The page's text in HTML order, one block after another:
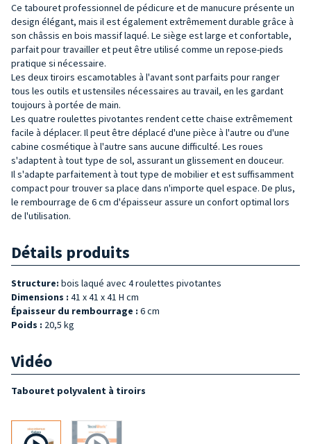
Ce tabouret professionnel de pédicure et de manucure présente un
design élégant, mais il est également extrêmement durable grâce à
son châssis en bois massif laqué. Le siège est large et confortable,
parfait pour travailler et peut être utilisé comme un repose-pieds
pratique si nécessaire.
Les deux tiroirs escamotables à l'avant sont parfaits pour ranger
tous les outils et ustensiles nécessaires au travail, en les gardant
toujours à portée de main.
Les quatre roulettes pivotantes rendent cette chaise extrêmement
facile à déplacer. Il peut être déplacé d'une pièce à l'autre ou d'une
cabine cosmétique à l'autre sans aucune difficulté. Les roues
s'adaptent à tout type de sol, assurant un glissement en douceur.
Il s'adapte parfaitement à tout type de mobilier et est suffisamment
compact pour trouver sa place dans n'importe quel espace. De plus,
le rembourrage de 6 cm d'épaisseur assure un confort optimal lors
de l'utilisation.
Détails produits
Structure: bois laqué avec 4 roulettes pivotantes
Dimensions : 41 x 41 x 41 H cm
Épaisseur du rembourrage : 6 cm
Poids : 20,5 kg
Vidéo
Tabouret polyvalent à tiroirs